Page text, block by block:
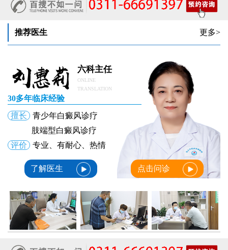
女生后腰中间长淡色斑腰部正中发白要紧吗
推荐医生 更多>
六科主任
ONLINE
TRANSLATION
30多年临床经验
擅长
青少年白癜风诊疗
肢端型白癜风诊疗
评价
专业、有耐心、热情
了解医生 点击问诊